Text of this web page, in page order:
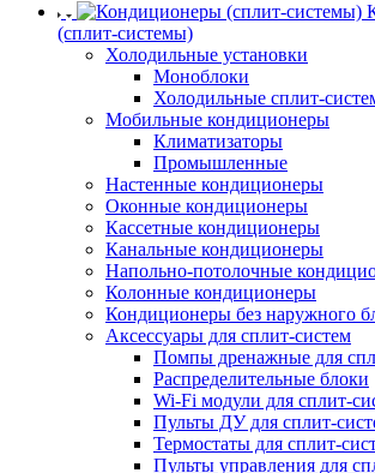
(сплит-системы)
Холодильные установки
Моноблоки
Холодильные сплит-
Мобильные кондиционеры
Климатизаторы
Промышленные
Настенные кондиционеры
Оконные кондиционеры
Кассетные кондиционеры
Канальные кондиционеры
Напольно-потолочные
Колонные кондиционеры
Кондиционеры без наружного
Аксессуары для сплит-систем
Помпы дренажные для
Распределительные блоки
Wi-Fi модули для сплит-
Пульты ДУ для сплит-
Термостаты для сплит-
Пульты управления для